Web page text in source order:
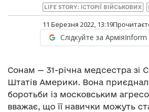
LIFE STORY: ІСТОРІЇ ВІЙСЬКОВИХ
11 Березня 2022, 13:19
Слідкуйте за
Сонам — 31-річна медсестра зі
Штатів Америки. Вона
боротьби із московським
вважає, що її навички можуть